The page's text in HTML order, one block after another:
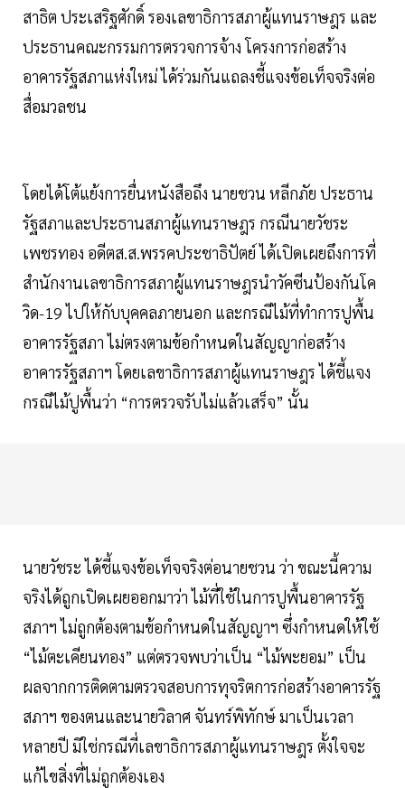
สาธิต ประเสริฐศักดิ์ รองเลขาธิการสภาผู้แทนราษฎร และ
ประธานคณะกรรมการตรวจการจ้าง โครงการก่อสร้าง
อาคารรัฐสภาแห่งใหม่ ได้ร่วมกันแถลงชี้แจงข้อเท็จจริงต่อ
สื่อมวลชน
โดยได้โต้แย้งการยื่นหนังสือถึง นายชวน หลีกภัย ประธาน
รัฐสภาและประธานสภาผู้แทนราษฎร กรณีนายวัชระ
เพชรทอง อดีตส.ส.พรรคประชาธิปัตย์ ได้เปิดเผยถึงการที่
สำนักงานเลขาธิการสภาผู้แทนราษฎรนำวัคซีนป้องกันโค
วิด-19 ไปให้กับบุคคลภายนอก และกรณีไม้ที่ทำการปูพื้น
อาคารรัฐสภา ไม่ตรงตามข้อกำหนดในสัญญาก่อสร้าง
อาคารรัฐสภาฯ โดยเลขาธิการสภาผู้แทนราษฎร ได้ชี้แจง
กรณีไม้ปูพื้นว่า “การตรวจรับไม่แล้วเสร็จ” นั้น
นายวัชระ ได้ชี้แจงข้อเท็จจริงต่อนายชวน ว่า ขณะนี้ความ
จริงได้ถูกเปิดเผยออกมาว่า ไม้ที่ใช้ในการปูพื้นอาคารรัฐ
สภาฯ ไม่ถูกต้องตามข้อกำหนดในสัญญาฯ ซึ่งกำหนดให้ใช้
“ไม้ตะเคียนทอง” แต่ตรวจพบว่าเป็น “ไม้พะยอม” เป็น
ผลจากการติดตามตรวจสอบการทุจริตการก่อสร้างอาคารรัฐ
สภาฯ ของตนและนายวิลาศ จันทร์พิทักษ์ มาเป็นเวลา
หลายปี มิใช่กรณีที่เลขาธิการสภาผู้แทนราษฎร ตั้งใจจะ
แก้ไขสิ่งที่ไม่ถูกต้องเอง